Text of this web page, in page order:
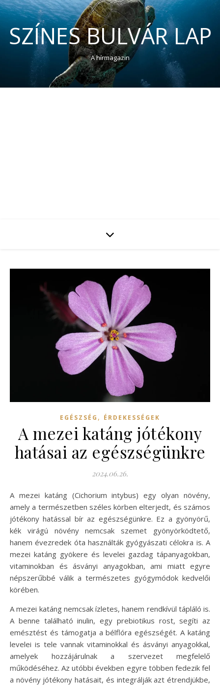
SZÍNES BULVÁR LAP
A hírmagazin
EGÉSZSÉG , ÉRDEKESSÉGEK
A mezei katáng jótékony
hatásai az egészségünkre
2024.06.26.
A mezei katáng (Cichorium intybus) egy olyan növény,
amely a természetben széles körben elterjedt, és számos
jótékony hatással bír az egészségünkre. Ez a gyönyörű,
kék virágú növény nemcsak szemet gyönyörködtető,
hanem évezredek óta használták gyógyászati célokra is. A
mezei katáng gyökere és levelei gazdag tápanyagokban,
vitaminokban és ásványi anyagokban, ami miatt egyre
népszerűbbé válik a természetes gyógymódok kedvelői
körében.
A mezei katáng nemcsak ízletes, hanem rendkívül tápláló is.
A benne található inulin, egy prebiotikus rost, segíti az
emésztést és támogatja a bélflóra egészségét. A katáng
levelei is tele vannak vitaminokkal és ásványi anyagokkal,
amelyek hozzájárulnak a szervezet megfelelő
működéséhez. Az utóbbi években egyre többen fedezik fel
a növény jótékony hatásait, és integrálják azt étrendjükbe,